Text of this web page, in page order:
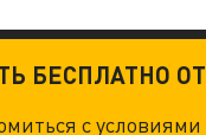
БЕСПЛАТНО
с